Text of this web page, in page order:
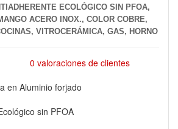
ECOLÓGICO SIN PFOA,
ACERO INOX., COLOR COBRE,
VITROCERÁMICA, GAS, HORNO
0 valoraciones de clientes
en Aluminio forjado
sin PFOA